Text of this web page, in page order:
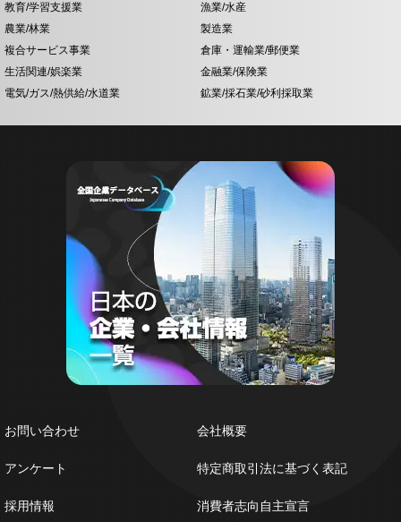
教育/学習支援業
漁業/水産
農業/林業
製造業
複合サービス事業
倉庫・運輸業/郵便業
生活関連/娯楽業
金融業/保険業
電気/ガス/熱供給/水道業
鉱業/採石業/砂利採取業
お問い合わせ
アンケート
採用情報
会社概要
特定商取引法に基づく表記
消費者志向自主宣言